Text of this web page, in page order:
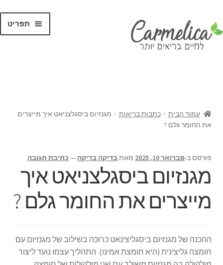
תפריט
עמוד הבית כתבות בריאות
מגנזיום ביסגלצניאט איך מייצרים
את החומר גלם ?
פורסם ב-פברואר 10, 2025 מאתבדיקה בדיקה — כתיבת תגובה
מגנזיום ביסגלצניאט איך
מייצרים את החומר גלם ?
ההכנה של מגנזיום ביסגליצינאט כרוכה בשילוב של מגנזיום עם
חומצה גליצינית (היא חומצת אמינו). התהליך עצמו נועד ליצור